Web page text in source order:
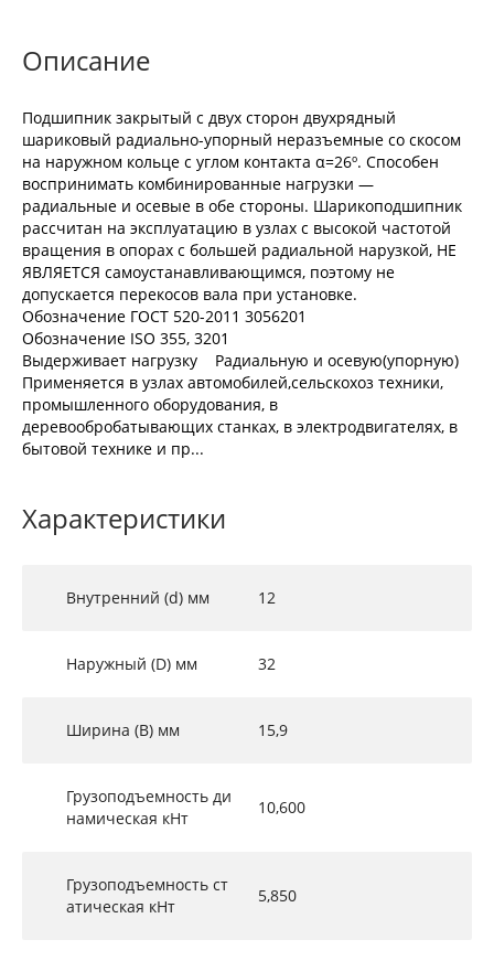
Описание
Подшипник закрытый с двух сторон двухрядный
шариковый радиально-упорный неразъемные со скосом
на наружном кольце с углом контакта α=26º. Способен
воспринимать комбинированные нагрузки —
радиальные и осевые в обе стороны. Шарикоподшипник
рассчитан на эксплуатацию в узлах с высокой частотой
вращения в опорах с большей радиальной нарузкой, НЕ
ЯВЛЯЕТСЯ самоустанавливающимся, поэтому не
допускается перекосов вала при установке.
Обозначение ГОСТ 520-2011 3056201
Обозначение ISO 355, 3201
Выдерживает нагрузку Радиальную и осевую(упорную)
Применяется в узлах автомобилей,сельскохоз техники,
промышленного оборудования, в
деревообробатывающих станках, в электродвигателях, в
бытовой технике и пр...
Характеристики
Внутренний (d) мм 12
Наружный (D) мм 32
Ширина (B) мм 15,9
Грузоподъемность ди
намическая кНт
10,600
Грузоподъемность ст
атическая кНт
5,850